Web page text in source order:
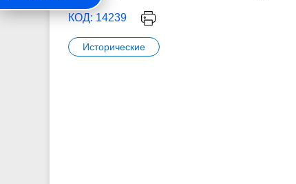
КОД: 14239
Исторические